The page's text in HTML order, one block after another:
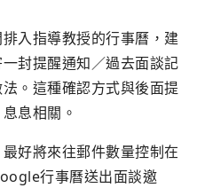
入指導教授的行事曆， 建
封提醒通知／過去面談記
。這種確認方式與後面提
息相關。
最好將來往郵件數量控制在
行事曆送出面談邀